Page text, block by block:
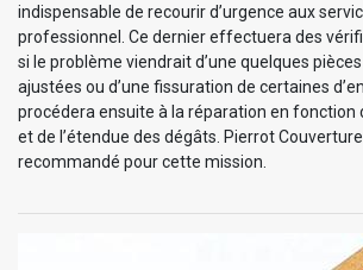
indispensable de recourir d’urgence aux
professionnel. Ce dernier effectuera des
si le problème viendrait d’une quelques
ajustées ou d’une fissuration de certaines
procédera ensuite à la réparation en fonction
et de l’étendue des dégâts. Pierrot
recommandé pour cette mission.